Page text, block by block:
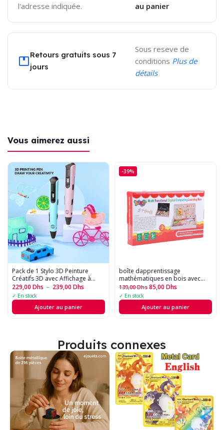
l'adresse indiquée.
au panier
Retours gratuits sous 7
jours
Sous reseve de
conditions Plus de
détails
Vous aimerez aussi
Pack de 1 Stylo 3D Peinture
Créatifs 3D avec Affichage à
Cristaux Liquides, Alimentés par
USB
229,00 Dhs – 239,00 Dhs
✓ En stock
Ajouter au panier
-39%
boîte dapprentissage
mathématiques en bois avec
tableau noir
139,00Dhs 85,00 Dhs
✓ En stock
Ajouter au panier
Produits connexes